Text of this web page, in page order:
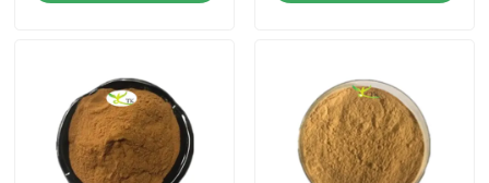
Over ons
Fabriekstocht